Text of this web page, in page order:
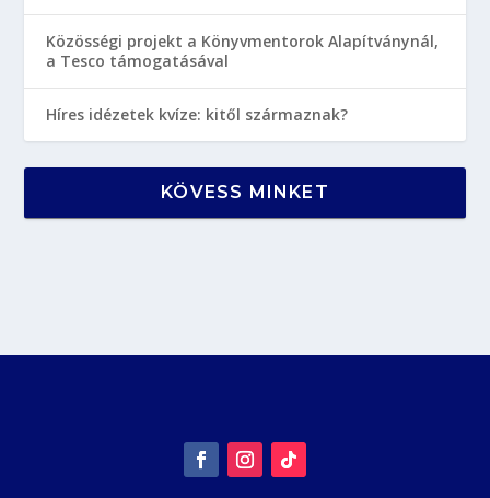
Közösségi projekt a Könyvmentorok Alapítványnál,
a Tesco támogatásával
Híres idézetek kvíze: kitől származnak?
KÖVESS MINKET